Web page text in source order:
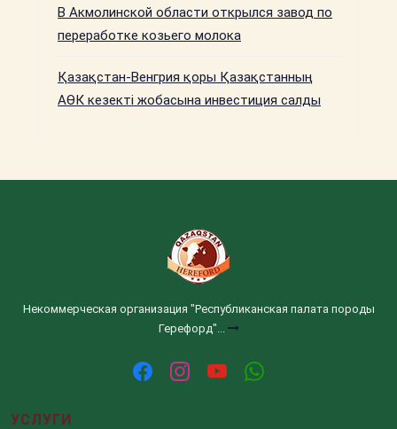
В Акмолинской области открылся завод по
переработке козьего молока
Қазақстан-Венгрия қоры Қазақстанның
АӨК кезекті жобасына инвестиция салды
Некоммерческая организация "Республиканская палата породы
Герефорд"...
УСЛУГИ